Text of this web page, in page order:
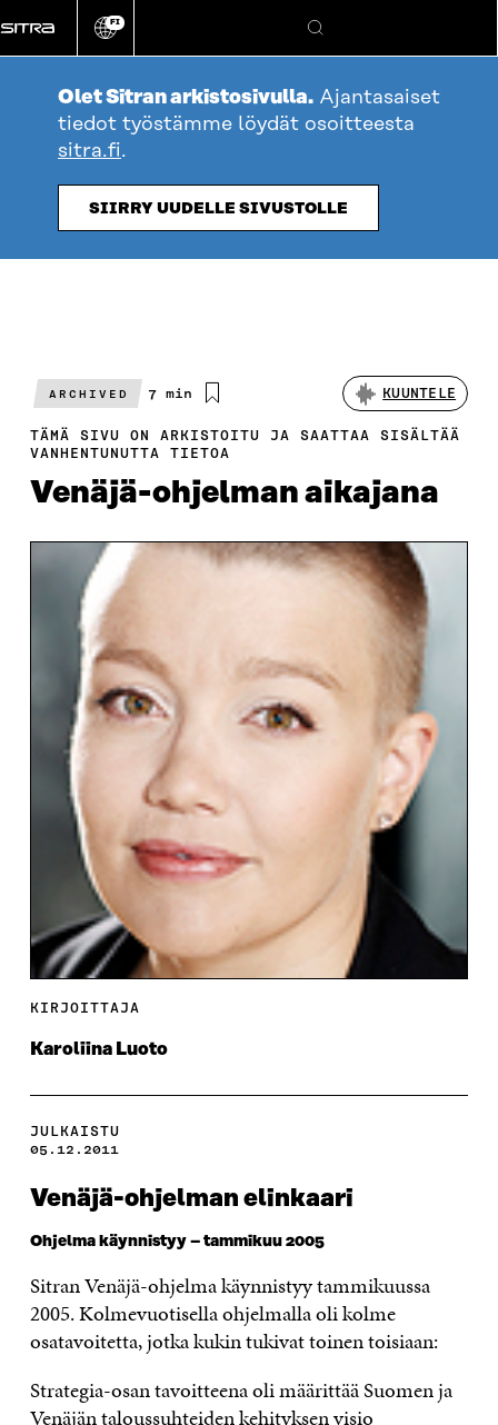
suoraan
sisältöön
Vaihda
kieli
FI
Hae
Olet Sitran arkistosivulla. Ajantasaiset
tiedot työstämme löydät osoitteesta
sitra.fi.
SIIRRY UUDELLE SIVUSTOLLE
ARCHIVED
Arvioitu
7 min KUUNTELE
TÄMÄ SIVU ON ARKISTOITU JA SAATTAA SISÄLTÄÄ
VANHENTUNUTTA TIETOA
Venäjä-ohjelman aikajana
KIRJOITTAJA
Karoliina Luoto
JULKAISTU
05.12.2011
Venäjä-ohjelman elinkaari
Ohjelma käynnistyy – tammikuu 2005
Sitran Venäjä-ohjelma käynnistyy tammikuussa
2005. Kolmevuotisella ohjelmalla oli kolme
osatavoitetta, jotka kukin tukivat toinen toisiaan:
Strategia-osan tavoitteena oli määrittää Suomen ja
Venäjän taloussuhteiden kehityksen visio